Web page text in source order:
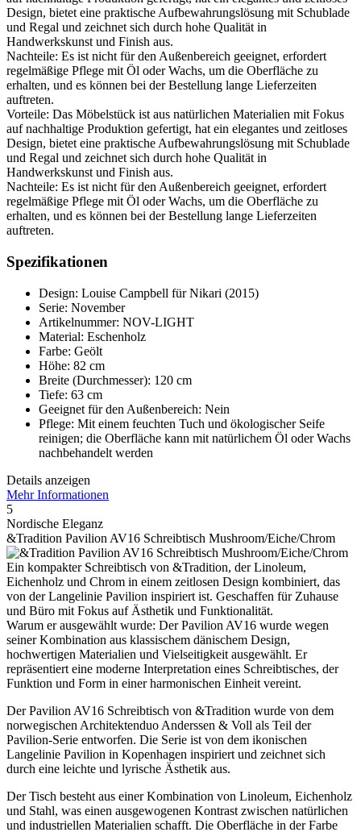
Design, bietet eine praktische Aufbewahrungslösung mit Schublade
und Regal und zeichnet sich durch hohe Qualität in
Handwerkskunst und Finish aus.
Nachteile: Es ist nicht für den Außenbereich geeignet, erfordert
regelmäßige Pflege mit Öl oder Wachs, um die Oberfläche zu
erhalten, und es können bei der Bestellung lange Lieferzeiten
auftreten.
Vorteile: Das Möbelstück ist aus natürlichen Materialien mit Fokus
auf nachhaltige Produktion gefertigt, hat ein elegantes und zeitloses
Design, bietet eine praktische Aufbewahrungslösung mit Schublade
und Regal und zeichnet sich durch hohe Qualität in
Handwerkskunst und Finish aus.
Nachteile: Es ist nicht für den Außenbereich geeignet, erfordert
regelmäßige Pflege mit Öl oder Wachs, um die Oberfläche zu
erhalten, und es können bei der Bestellung lange Lieferzeiten
auftreten.
Spezifikationen
Design: Louise Campbell für Nikari (2015)
Serie: November
Artikelnummer: NOV-LIGHT
Material: Eschenholz
Farbe: Geölt
Höhe: 82 cm
Breite (Durchmesser): 120 cm
Tiefe: 63 cm
Geeignet für den Außenbereich: Nein
Pflege: Mit einem feuchten Tuch und ökologischer Seife
reinigen; die Oberfläche kann mit natürlichem Öl oder Wachs
nachbehandelt werden
Details anzeigen
Mehr Informationen
5
Nordische Eleganz
&Tradition Pavilion AV16 Schreibtisch Mushroom/Eiche/Chrom
Ein kompakter Schreibtisch von &Tradition, der Linoleum,
Eichenholz und Chrom in einem zeitlosen Design kombiniert, das
von der Langelinie Pavilion inspiriert ist. Geschaffen für Zuhause
und Büro mit Fokus auf Ästhetik und Funktionalität.
Warum er ausgewählt wurde: Der Pavilion AV16 wurde wegen
seiner Kombination aus klassischem dänischem Design,
hochwertigen Materialien und Vielseitigkeit ausgewählt. Er
repräsentiert eine moderne Interpretation eines Schreibtisches, der
Funktion und Form in einer harmonischen Einheit vereint.
Der Pavilion AV16 Schreibtisch von &Tradition wurde von dem
norwegischen Architektenduo Anderssen & Voll als Teil der
Pavilion-Serie entworfen. Die Serie ist von dem ikonischen
Langelinie Pavilion in Kopenhagen inspiriert und zeichnet sich
durch eine leichte und lyrische Ästhetik aus.
Der Tisch besteht aus einer Kombination von Linoleum, Eichenholz
und Stahl, was einen ausgewogenen Kontrast zwischen natürlichen
und industriellen Materialien schafft. Die Oberfläche in der Farbe